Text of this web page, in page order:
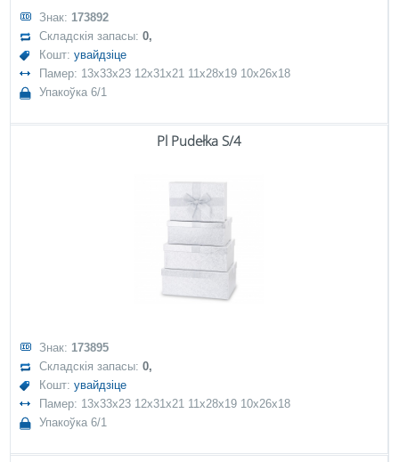
Знак: 173892
Складскія запасы:0,
Кошт:увайдзіце
Памер: 13x33x23 12x31x21 11x28x19 10x26x18
Упакоўка 6/1
Pl Pudełka S/4
Знак: 173895
Складскія запасы:0,
Кошт:увайдзіце
Памер: 13x33x23 12x31x21 11x28x19 10x26x18
Упакоўка 6/1